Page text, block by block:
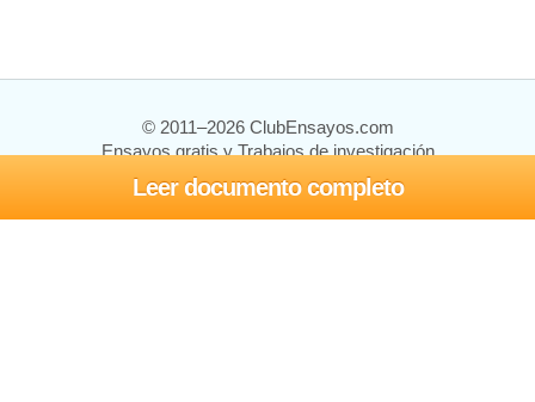
Leer documento completo
© 2011–2026 ClubEnsayos.com
Ensayos gratis y Trabajos de investigación